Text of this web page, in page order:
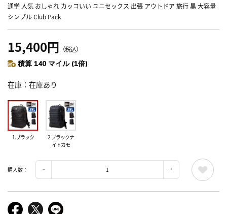
通学 人気 おしゃれ カッコいい ユニセックス 出張 アウトドア 旅行 黒 大容量
シンプル Club Pack
15,400円 （税込）
積算 140 マイル (1倍)
在庫 在庫あり
1.ブラック
2.ブラックナ
イトカモ
購入数：